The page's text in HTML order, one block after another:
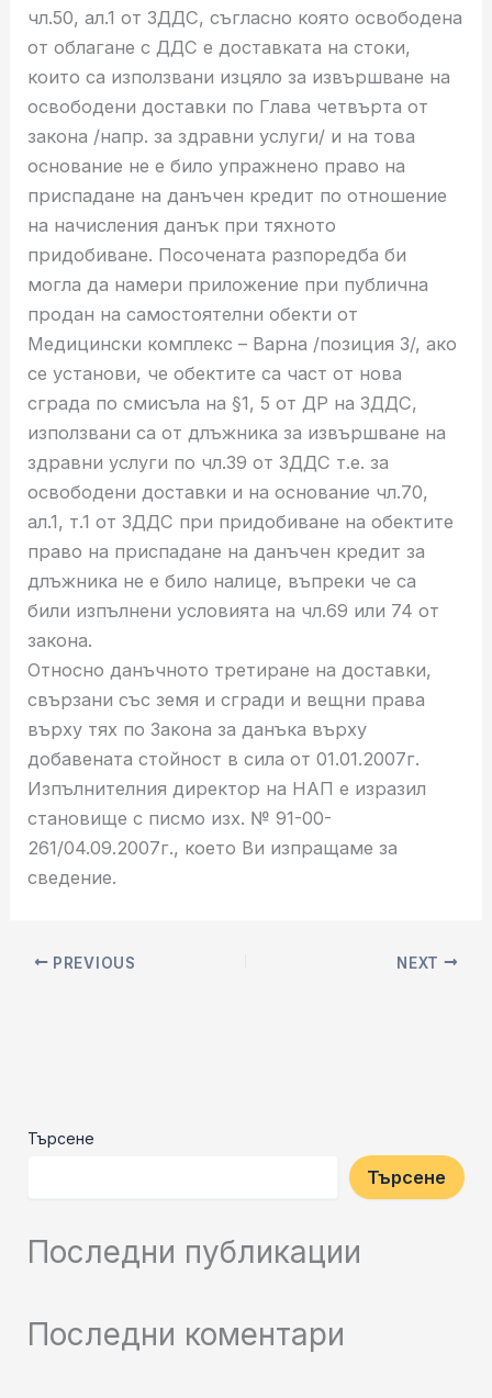
чл.50, ал.1 от ЗДДС, съгласно която освободена
от облагане с ДДС е доставката на стоки,
които са използвани изцяло за извършване на
освободени доставки по Глава четвърта от
закона /напр. за здравни услуги/ и на това
основание не е било упражнено право на
приспадане на данъчен кредит по отношение
на начисления данък при тяхното
придобиване. Посочената разпоредба би
могла да намери приложение при публична
продан на самостоятелни обекти от
Медицински комплекс – Варна /позиция 3/, ако
се установи, че обектите са част от нова
сграда по смисъла на §1, 5 от ДР на ЗДДС,
използвани са от длъжника за извършване на
здравни услуги по чл.39 от ЗДДС т.е. за
освободени доставки и на основание чл.70,
ал.1, т.1 от ЗДДС при придобиване на обектите
право на приспадане на данъчен кредит за
длъжника не е било налице, въпреки че са
били изпълнени условията на чл.69 или 74 от
закона.
Относно данъчното третиране на доставки,
свързани със земя и сгради и вещни права
върху тях по Закона за данъка върху
добавената стойност в сила от 01.01.2007г.
Изпълнителния директор на НАП е изразил
становище с писмо изх. № 91-00-
261/04.09.2007г., което Ви изпращаме за
сведение.
PREVIOUS NEXT
Търсене
Търсене
Последни публикации
Последни коментари